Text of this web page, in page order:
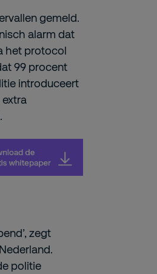
gemeld.
alarm dat
het protocol
99 procent
introduceert
zegt
politie